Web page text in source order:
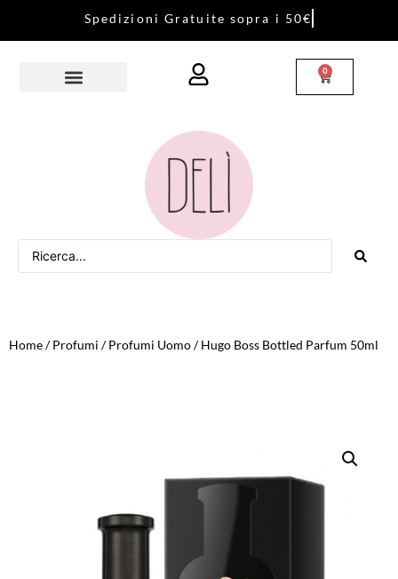
Sped izi on i Gratu ite sopra i 50€
0
Home/Profumi /Profumi Uomo/ Hugo Boss Bottled Parfum 50ml